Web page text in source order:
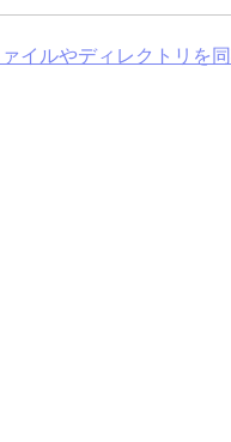
イルやディレクトリを